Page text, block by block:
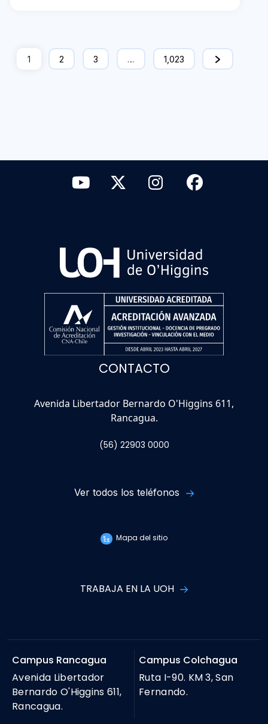
1 2 3 … 1,023
CONTACTO
Avenida Libertador Bernardo O'Higgins 611,
Rancagua.
(56) 22903 0000
Ver todos los teléfonos
Mapa del sitio
TRABAJA EN LA UOH
Campus Rancagua
Avenida Libertador
Bernardo O'Higgins 611,
Rancagua.
Campus Colchagua
Ruta I-90. KM 3, San
Fernando.